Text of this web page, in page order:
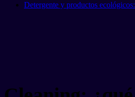
Detergente y productos